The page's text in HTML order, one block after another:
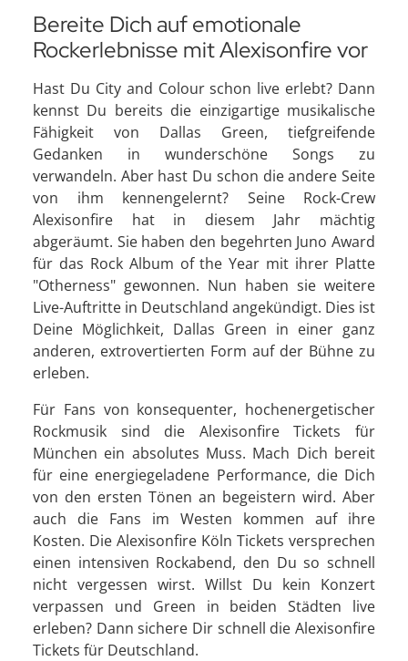
Bereite Dich auf emotionale
Rockerlebnisse mit Alexisonfire vor
Hast Du City and Colour schon live erlebt? Dann
kennst Du bereits die einzigartige musikalische
Fähigkeit von Dallas Green, tiefgreifende
Gedanken in wunderschöne Songs zu
verwandeln. Aber hast Du schon die andere Seite
von ihm kennengelernt? Seine Rock-Crew
Alexisonfire hat in diesem Jahr mächtig
abgeräumt. Sie haben den begehrten Juno Award
für das Rock Album of the Year mit ihrer Platte
"Otherness" gewonnen. Nun haben sie weitere
Live-Auftritte in Deutschland angekündigt. Dies ist
Deine Möglichkeit, Dallas Green in einer ganz
anderen, extrovertierten Form auf der Bühne zu
erleben.
Für Fans von konsequenter, hochenergetischer
Rockmusik sind die Alexisonfire Tickets für
München ein absolutes Muss. Mach Dich bereit
für eine energiegeladene Performance, die Dich
von den ersten Tönen an begeistern wird. Aber
auch die Fans im Westen kommen auf ihre
Kosten. Die Alexisonfire Köln Tickets versprechen
einen intensiven Rockabend, den Du so schnell
nicht vergessen wirst. Willst Du kein Konzert
verpassen und Green in beiden Städten live
erleben? Dann sichere Dir schnell die Alexisonfire
Tickets für Deutschland.